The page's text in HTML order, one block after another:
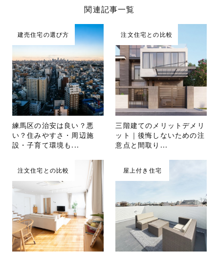
関連記事一覧
建売住宅の選び方
練馬区の治安は良い？悪
い？住みやすさ・周辺施
設・子育て環境も...
注文住宅との比較
三階建てのメリットデメリ
ット｜後悔しないための注
意点と間取り...
注文住宅との比較 屋上付き住宅